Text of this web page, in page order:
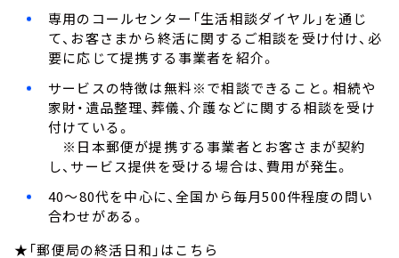
専用のコールセンター「生活相談ダイヤル」を通じ
て、お客さまから終活に関するご相談を受け付け、必
要に応じて提携する事業者を紹介。
サービスの特徴は無料※で相談できること。相続や
家財・遺品整理、葬儀、介護などに関する相談を受け
付けている。
※日本郵便が提携する事業者とお客さまが契約
し、サービス提供を受ける場合は、費用が発生。
40～80代を中心に、全国から毎月500件程度の問い
合わせがある。
★「郵便局の終活日和」はこちら